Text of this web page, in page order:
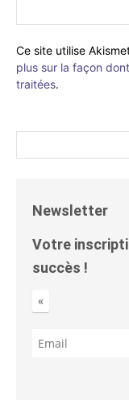
Ce site utilise
plus sur la façon
traitées.
Newsletter
Votre
succès !
«